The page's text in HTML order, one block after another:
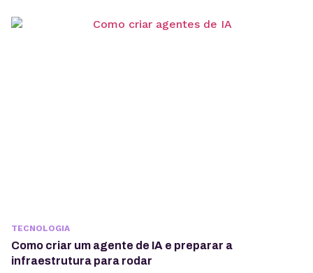
OpenClaw centraliza a criação e operação de
TECNOLOGIA
Como criar um agente de IA e preparar a
infraestrutura para rodar